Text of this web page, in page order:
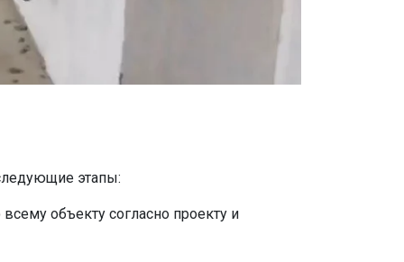
этапы:
объекту согласно проекту и